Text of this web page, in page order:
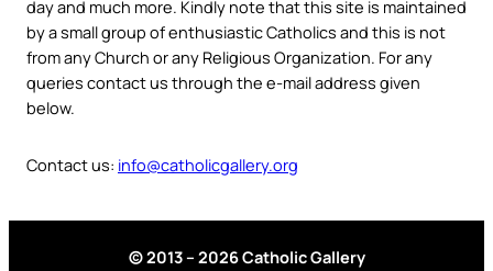
day and much more. Kindly note that this site is maintained
by a small group of enthusiastic Catholics and this is not
from any Church or any Religious Organization. For any
queries contact us through the e-mail address given
below.
Contact us: info@catholicgallery.org
© 2013 – 2026 Catholic Gallery